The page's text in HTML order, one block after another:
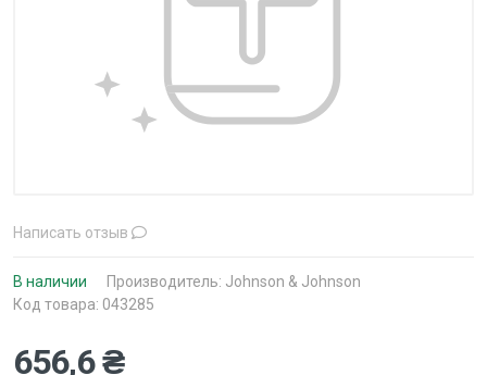
Написать отзыв
В наличии Производитель: Johnson & Johnson
Код товара: 043285
656,6 ₴